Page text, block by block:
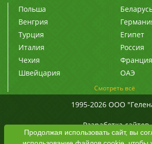
Польша
Венгрия
Турция
Египет
Италия
Россия
Чехия
Франция
Швейцария
ОАЭ
Смотреть всё
1995-2026 ООО
Разработка сайтов
Продолжая использовать сайт, вы